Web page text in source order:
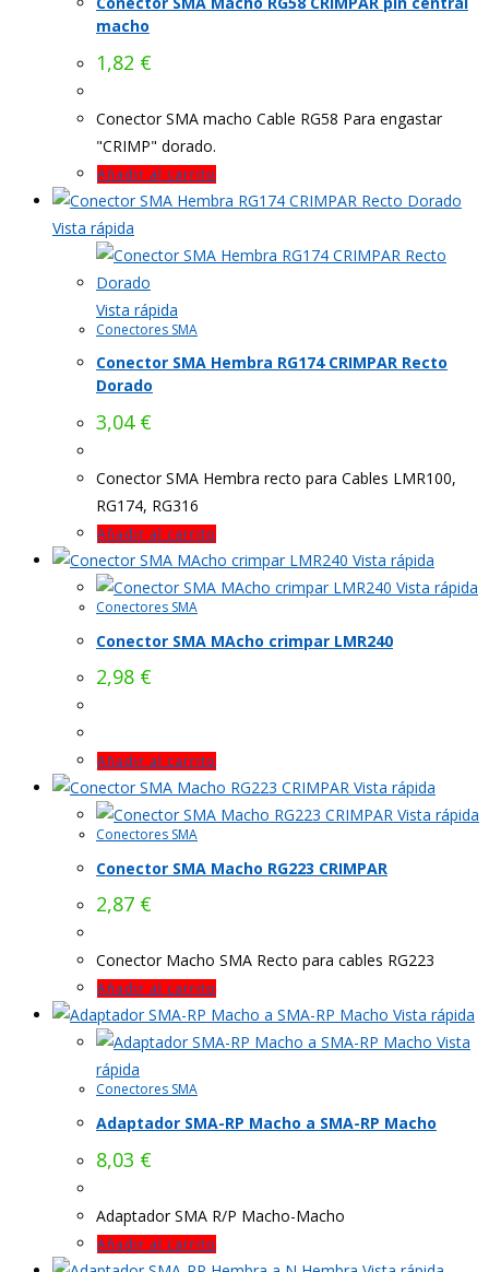
macho
1,82 €
Conector SMA macho Cable RG58 Para engastar
"CRIMP" dorado.
Añadir al carrito
Vista rápida
Vista rápida
Conectores SMA
Conector SMA Hembra RG174 CRIMPAR Recto
Dorado
3,04 €
Conector SMA Hembra recto para Cables LMR100,
RG174, RG316
Añadir al carrito
Vista rápida
Vista rápida
Conectores SMA
Conector SMA MAcho crimpar LMR240
2,98 €
Añadir al carrito
Vista rápida
Vista rápida
Conectores SMA
Conector SMA Macho RG223 CRIMPAR
2,87 €
Conector Macho SMA Recto para cables RG223
Añadir al carrito
Vista rápida
Vista
rápida
Conectores SMA
Adaptador SMA-RP Macho a SMA-RP Macho
8,03 €
Adaptador SMA R/P Macho-Macho
Añadir al carrito